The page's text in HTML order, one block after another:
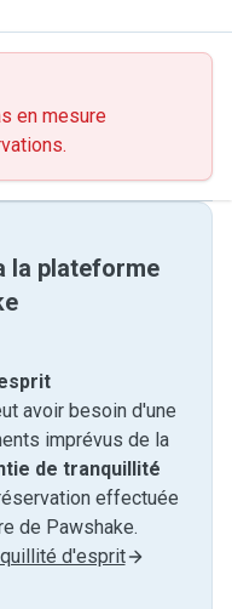
en mesure
la plateforme
avoir besoin d'une
imprévus de la
de tranquillité
effectuée
de Pawshake.
d'esprit